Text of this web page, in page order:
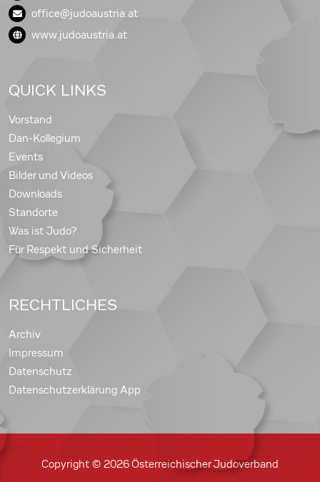
office@judoaustria.at
www.judoaustria.at
QUICK LINKS
Vorstand
Dan-Kollegium
Events
Bilder und Videos
Downloads
Standorte
Was ist Judo?
Für Respekt und Sicherheit
RECHTLICHES
Archiv
Impressum
Datenschutz
Datenschutzerklärung App
Copyright © 2026 Österreichischer Judoverband